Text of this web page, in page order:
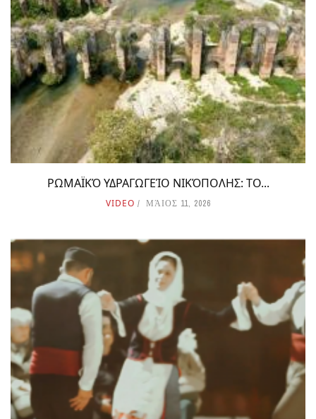
ΡΩΜΑΪΚΌ ΥΔΡΑΓΩΓΕΊΟ ΝΙΚΌΠΟΛΗΣ: ΤΟ...
VIDEO ΜΆΙΟΣ 11, 2026